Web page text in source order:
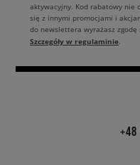
aktywacyjny. Kod rabatowy nie
się z innymi promocjami i
do newslettera wyrażasz
Szczegóły w regulaminie.
+48